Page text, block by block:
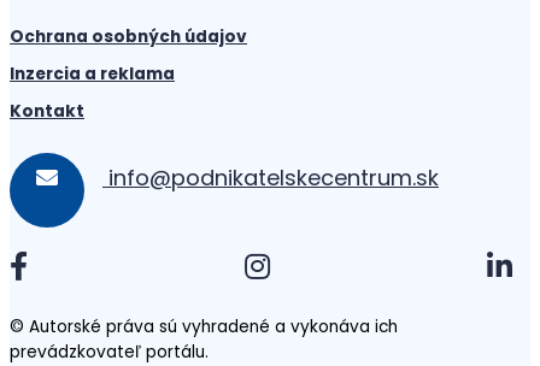
Ochrana osobných údajov
Inzercia a reklama
Kontakt
info@podnikatelskecentrum.sk
© Autorské práva sú vyhradené a vykonáva ich
prevádzkovateľ portálu.